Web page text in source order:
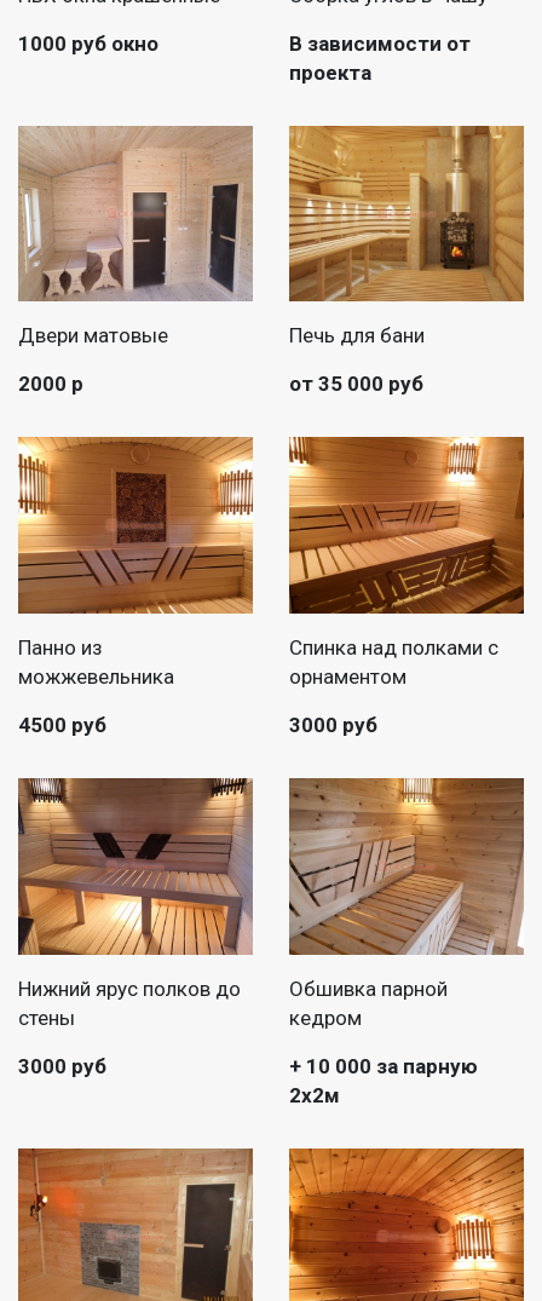
1000 руб окно
В зависимости от
проекта
Двери матовые
2000 р
Печь для бани
от 35 000 руб
Панно из
можжевельника
4500 руб
Спинка над полками с
орнаментом
3000 руб
Нижний ярус полков до
стены
3000 руб
Обшивка парной
кедром
+ 10 000 за парную
2х2м